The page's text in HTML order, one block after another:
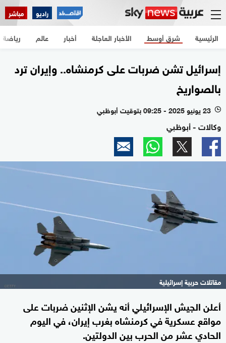
راديو مباشر
الرئيسية الأخبار العاجلة أخبار شرق أوسط عالم رياضة
إسرائيل تشن ضربات على كرمنشاه.. وإيران ترد
بالصواريخ
l 23 يونيو 2025 - 09:25 بتوقيت أبوظبي
وكالات - أبوظبي
مقاتلات حربية إسرائيلية
أعلن الجيش الإسرائيلي أنه يشن الإثنين ضربات على
مواقع عسكرية في كرمنشاه بغرب إيران، في اليوم
الحادي عشر من الحرب بين الدولتين.